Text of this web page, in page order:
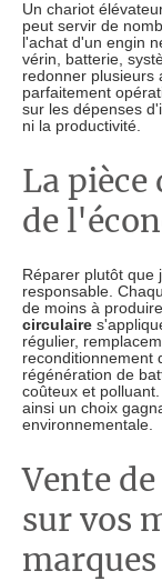
Un chariot
peut servir de
l'achat d'un engin
vérin, batterie,
redonner plusieurs
parfaitement
sur les dépenses
ni la productivité.
La
de
Réparer plutôt que
responsable.
de moins à
circulaire
régulier,
reconditionnement
régénération de
coûteux et
ainsi un choix
environnementale.
Vente
sur vos
marques